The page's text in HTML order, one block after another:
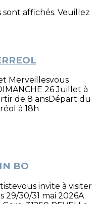
affichés. Veuillez
Merveillesvous
26 Juillet à
de 8 ansDépart du
à 18h
BO
invite à visiter
29/30/31 mai 2026A